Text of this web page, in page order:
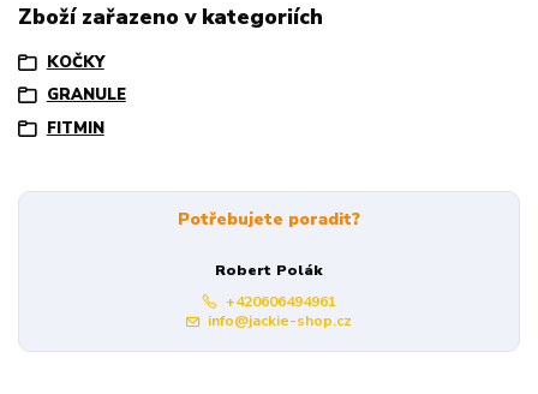
Zboží zařazeno v kategoriích
KOČKY
GRANULE
FITMIN
Potřebujete poradit?
Robert Polák
+420606494961
info@jackie-shop.cz